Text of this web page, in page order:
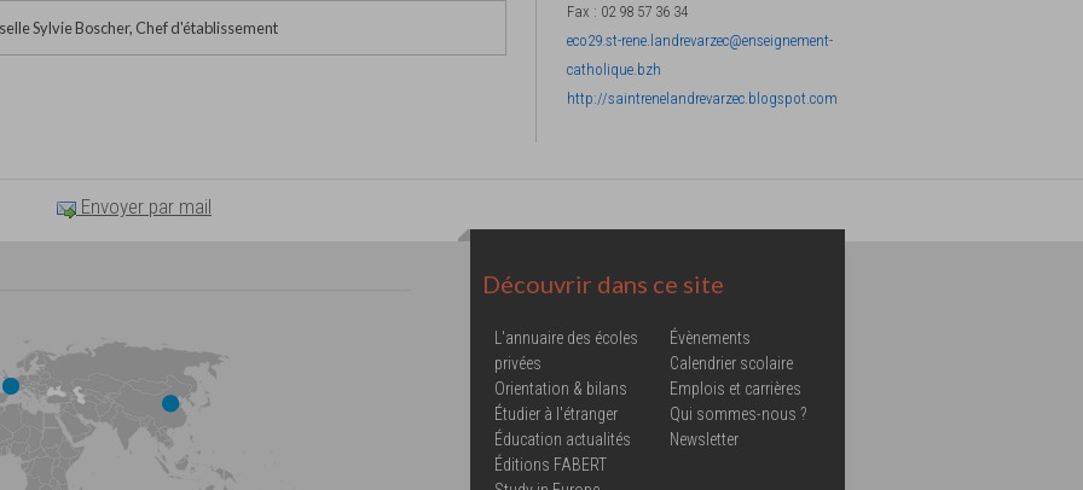
Sylvie Boscher, Chef d'établissement
Fax : 02 98 57 36 34
eco29.st-rene.landrevarzec@enseignement-
catholique.bzh
http://saintrenelandrevarzec.blogspot.com
Envoyer par mail
Découvrir dans ce site
L'annuaire des écoles
privées
Orientation & bilans
Étudier à l'étranger
Éducation actualités
Éditions FABERT
Évènements
Calendrier scolaire
Emplois et carrières
Qui sommes-nous ?
Newsletter